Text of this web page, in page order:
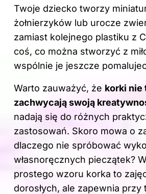
Twoje dziecko tworzy
żołnierzyków lub urocze
zamiast kolejnego plastiku z
coś, co można stworzyć z
wspólnie je jeszcze
Warto zauważyć, że korki nie
zachwycają swoją
nadają się do różnych
zastosowań. Skoro mowa o
dlaczego nie spróbować
własnoręcznych pieczątek?
prostego wzoru korka to
dorosłych, ale zapewnia przy